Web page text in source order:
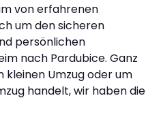
von erfahrenen
um den sicheren
persönlichen
nach Pardubice. Ganz
kleinen Umzug oder um
handelt, wir haben die